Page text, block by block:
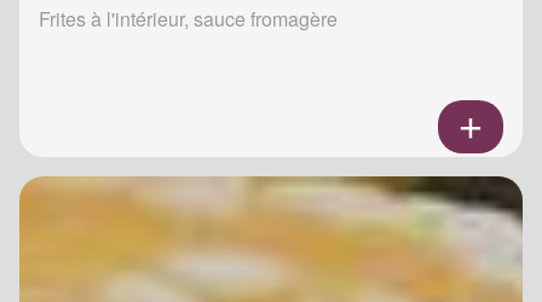
Frites à l'intérieur, sauce fromagère